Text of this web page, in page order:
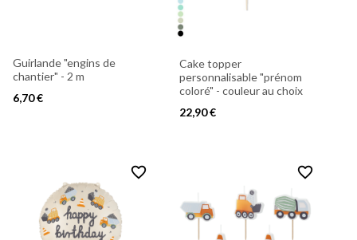
Guirlande "engins de
chantier" - 2 m
6,70 €
Cake topper
personnalisable "prénom
coloré" - couleur au choix
22,90 €
favorite_border favorite_border